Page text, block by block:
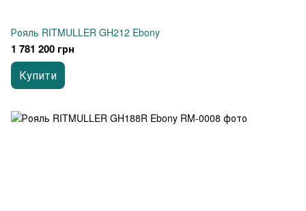
Рояль RITMULLER GH212 Ebony
1 781 200 грн
Купити